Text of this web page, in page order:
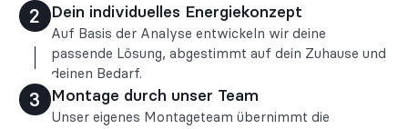
2 Dein individuelles Energiekonzept
Auf Basis der Analyse entwickeln wir deine
passende Lösung, abgestimmt auf dein Zuhause und
deinen Bedarf.
3 Montage durch unser Team
Unser eigenes Montageteam übernimmt die